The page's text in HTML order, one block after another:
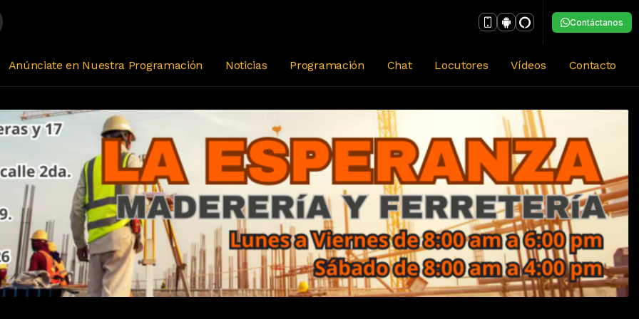
Film Pretty Woman)
Contáctanos
Anúnciate en Nuestra Programación Noticias Programación Chat Locutores Vídeos Contacto